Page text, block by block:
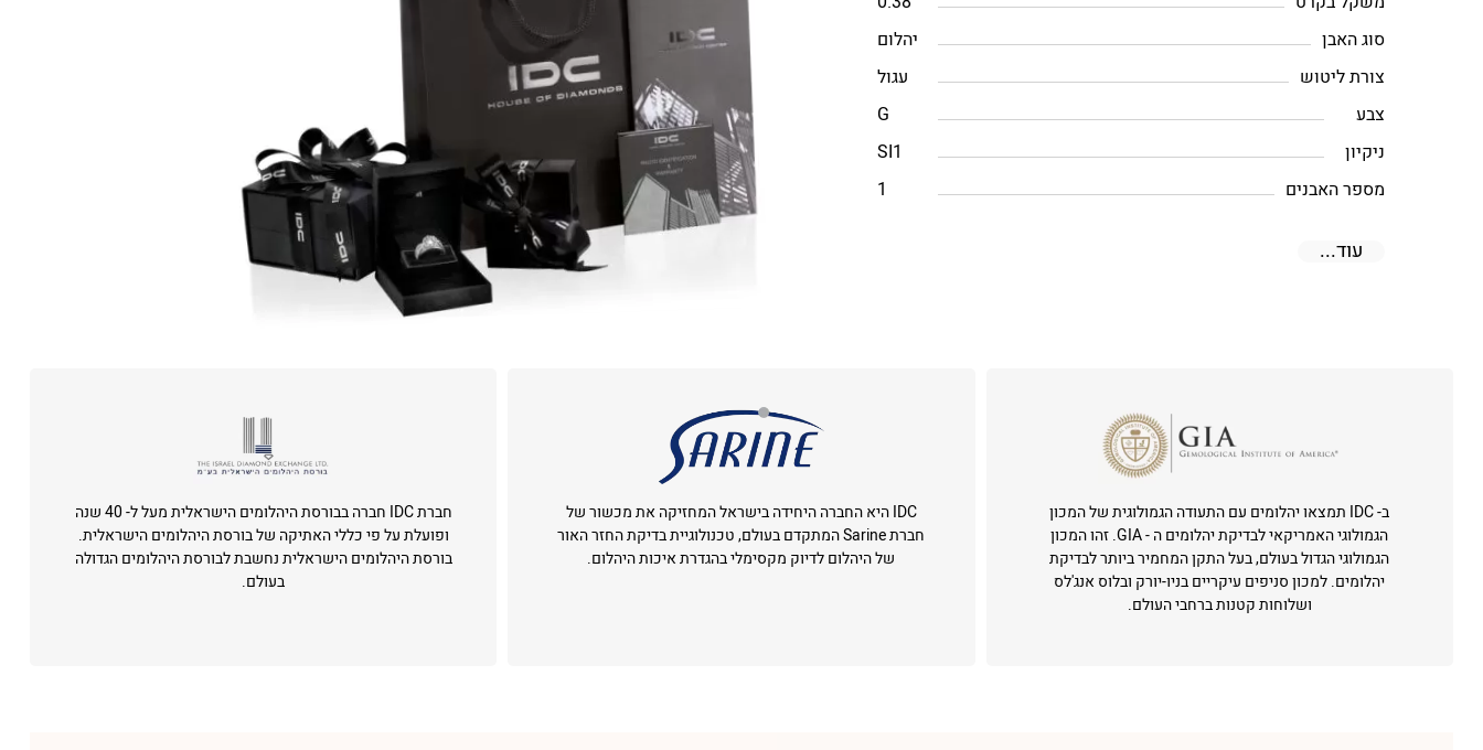
סוג האבן
יהלום
צורת ליטוש
עגול
צבע
G
ניקיון
SI1
מספר האבנים
1
עוד...
ב- IDC תמצאו יהלומים עם התעודה הגמולוגית של המכון
הגמולוגי האמריקאי לבדיקת יהלומים ה - GIA. זהו המכון
הגמולוגי הגדול בעולם, בעל התקן המחמיר ביותר לבדיקת
יהלומים. למכון סניפים עיקריים בניו-יורק ובלוס אנג'לס
ושלוחות קטנות ברחבי העולם.
IDC היא החברה היחידה בישראל המחזיקה את מכשור של
חברת Sarine המתקדם בעולם, טכנולוגיית בדיקת החזר האור
של היהלום לדיוק מקסימלי בהגדרת איכות היהלום.
חברת IDC חברה בבורסת היהלומים הישראלית מעל ל- 40 שנה
ופועלת על פי כללי האתיקה של בורסת היהלומים הישראלית.
בורסת היהלומים הישראלית נחשבת לבורסת היהלומים הגדולה
בעולם.